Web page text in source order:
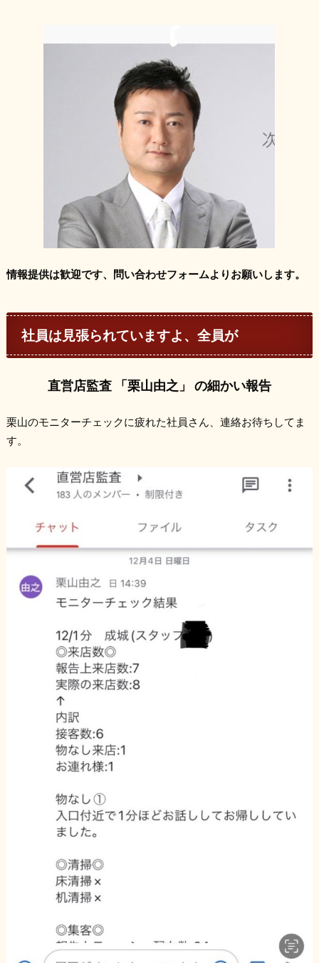
情報提供は歓迎です、問い合わせフォームよりお願いします。
社員は見張られていますよ、全員が
直営店監査 「栗山由之」 の細かい報告
栗山のモニターチェックに疲れた社員さん、連絡お待ちしてま
す。